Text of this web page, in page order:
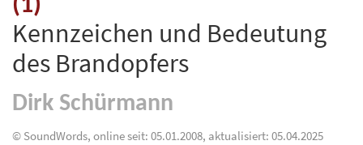
(1)
Kennzeichen und Bedeutung
des Brandopfers
Dirk Schürmann
© SoundWords, online seit: 05.01.2008, aktualisiert: 05.04.2025